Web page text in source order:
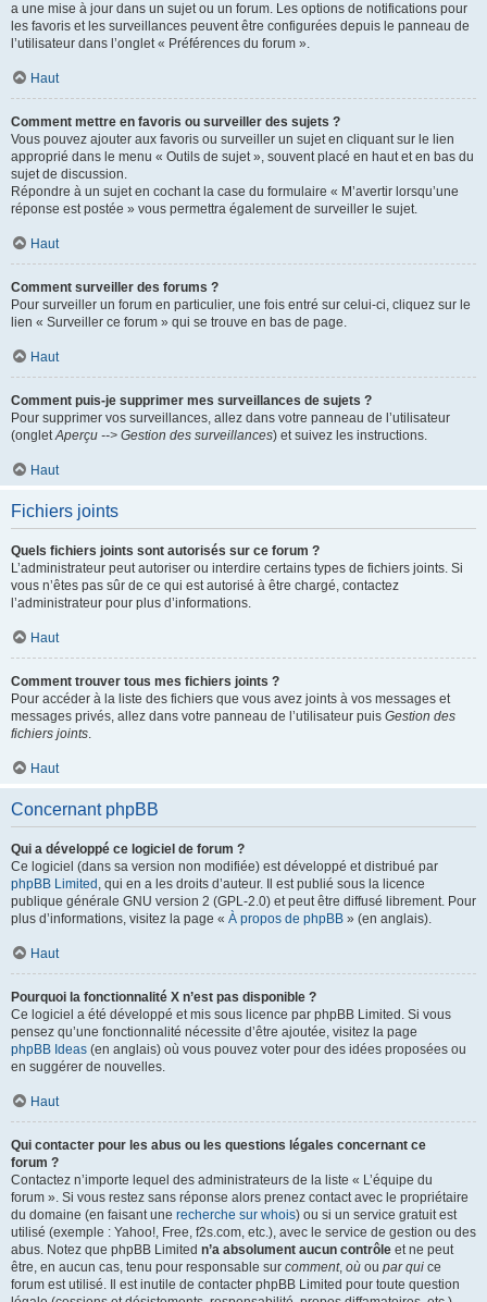
a une mise à jour dans un sujet ou un forum. Les options de notifications pour
les favoris et les surveillances peuvent être configurées depuis le panneau de
l’utilisateur dans l’onglet « Préférences du forum ».
Haut
Comment mettre en favoris ou surveiller des sujets ?
Vous pouvez ajouter aux favoris ou surveiller un sujet en cliquant sur le lien
approprié dans le menu « Outils de sujet », souvent placé en haut et en bas du
sujet de discussion.
Répondre à un sujet en cochant la case du formulaire « M’avertir lorsqu’une
réponse est postée » vous permettra également de surveiller le sujet.
Haut
Comment surveiller des forums ?
Pour surveiller un forum en particulier, une fois entré sur celui-ci, cliquez sur le
lien « Surveiller ce forum » qui se trouve en bas de page.
Haut
Comment puis-je supprimer mes surveillances de sujets ?
Pour supprimer vos surveillances, allez dans votre panneau de l’utilisateur
(ongletAperçu --> Gestion des surveillances) et suivez les instructions.
Haut
Fichiers joints
Quels fichiers joints sont autorisés sur ce forum ?
L’administrateur peut autoriser ou interdire certains types de fichiers joints. Si
vous n’êtes pas sûr de ce qui est autorisé à être chargé, contactez
l’administrateur pour plus d’informations.
Haut
Comment trouver tous mes fichiers joints ?
Pour accéder à la liste des fichiers que vous avez joints à vos messages et
messages privés, allez dans votre panneau de l’utilisateur puis Gestion des
fichiers joints.
Haut
Concernant phpBB
Qui a développé ce logiciel de forum ?
Ce logiciel (dans sa version non modifiée) est développé et distribué par
phpBB Limited , qui en a les droits d’auteur. Il est publié sous la licence
publique générale GNU version 2 (GPL-2.0) et peut être diffusé librement. Pour
plus d’informations, visitez la page « À propos de phpBB » (en anglais).
Haut
Pourquoi la fonctionnalité X n’est pas disponible ?
Ce logiciel a été développé et mis sous licence par phpBB Limited. Si vous
pensez qu’une fonctionnalité nécessite d’être ajoutée, visitez la page
phpBB Ideas (en anglais) où vous pouvez voter pour des idées proposées ou
en suggérer de nouvelles.
Haut
Qui contacter pour les abus ou les questions légales concernant ce
forum ?
Contactez n’importe lequel des administrateurs de la liste « L’équipe du
forum ». Si vous restez sans réponse alors prenez contact avec le propriétaire
du domaine (en faisant une recherche sur whois) ou si un service gratuit est
utilisé (exemple : Yahoo!, Free, f2s.com, etc.), avec le service de gestion ou des
abus. Notez que phpBB Limited n’a absolument aucun contrôle et ne peut
être, en aucun cas, tenu pour responsable sur comment, où ou par qui ce
forum est utilisé. Il est inutile de contacter phpBB Limited pour toute question